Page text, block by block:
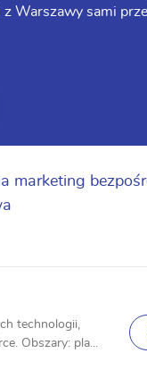
Warszawy sami
marketing
technologii,
Obszary: pla...